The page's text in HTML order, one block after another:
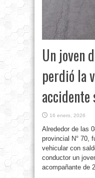
Un joven
perdió la
accidente
16 enero, 2026
Alrededor de las
provincial N° 70,
vehicular con
conductor un
acompañante de